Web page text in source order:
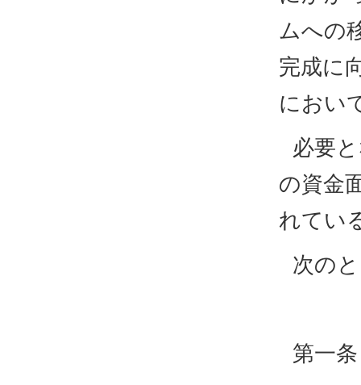
ムへの
完成に
におい
必要
の資金
れてい
次の
第一条